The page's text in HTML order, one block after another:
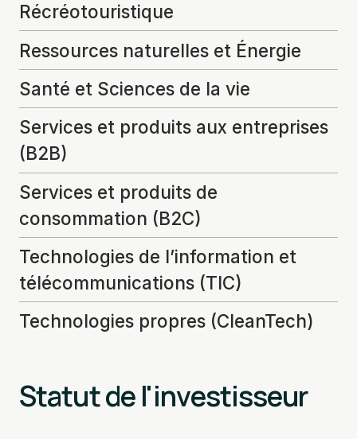
Récréotouristique
Ressources naturelles et Énergie
Santé et Sciences de la vie
Services et produits aux entreprises
(B2B)
Services et produits de
consommation (B2C)
Technologies de l’information et
télécommunications (TIC)
Technologies propres (CleanTech)
Statut de l'investisseur